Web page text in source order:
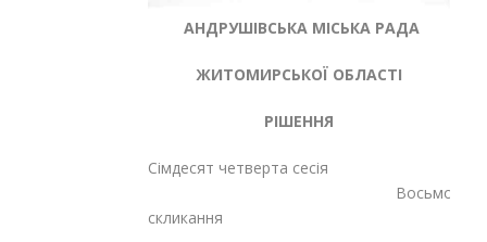
АНДРУШІВСЬКА МІСЬКА РАДА
ЖИТОМИРСЬКОЇ ОБЛАСТІ
РІШЕННЯ
Сімдесят четверта сесія
Восьмого
скликання